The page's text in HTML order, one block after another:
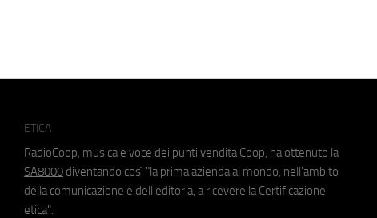
ETICA
RadioCoop, musica e voce dei punti vendita Coop, ha ottenuto la
SA8000 diventando così "la prima azienda al mondo, nell'ambito
della comunicazione e dell'editoria, a ricevere la Certificazione
etica".